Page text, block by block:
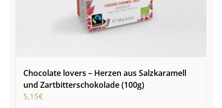
Chocolate lovers – Herzen aus Salzkaramell
und Zartbitterschokolade (100g)
5,15€